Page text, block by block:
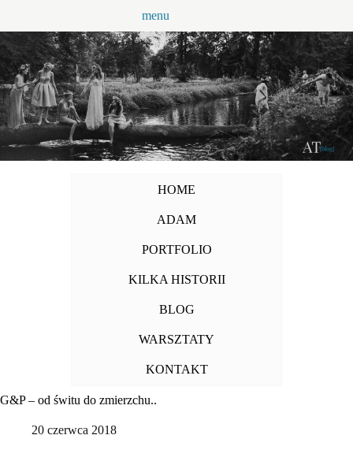
treści
menu
HOME
ADAM
PORTFOLIO
KILKA HISTORII
BLOG
WARSZTATY
KONTAKT
G&P – od świtu do zmierzchu..
20 czerwca 2018